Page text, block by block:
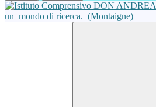
un mondo di ricerca. (Montaigne)